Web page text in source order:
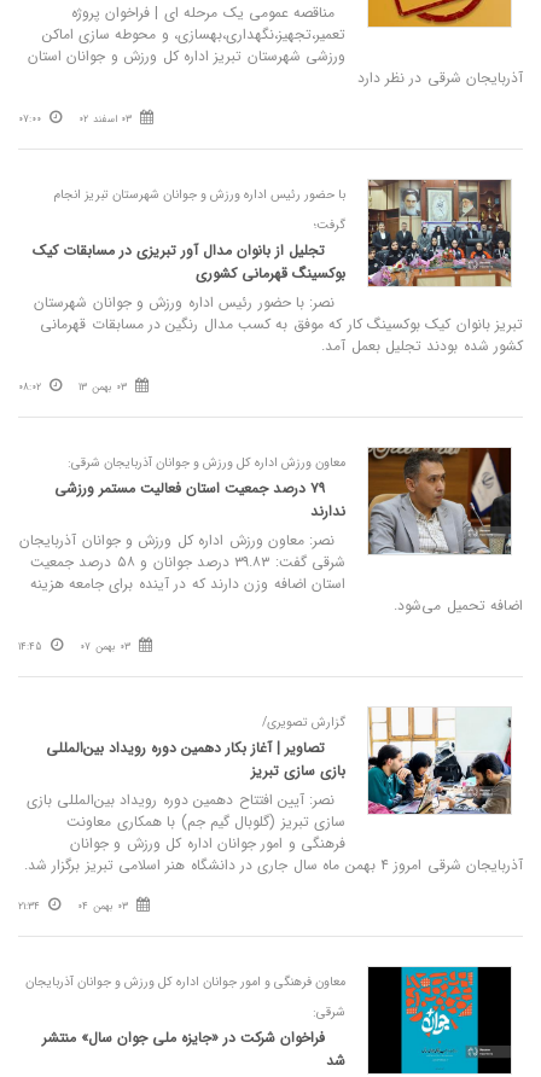
مناقصه عمومی یک مرحله ای | فراخوان پروژه
تعمیر،تجهیز،نگهداری،بهسازی، و محوطه سازی اماکن
ورزشی شهرستان تبریز اداره کل ورزش و جوانان استان
آذربایجان شرقی در نظر دارد
03 اسفند 02 07:00
با حضور رئیس اداره ورزش و جوانان شهرستان تبریز انجام
گرفت؛
تجلیل از بانوان مدال آور تبریزی در مسابقات کیک
بوکسینگ قهرمانی کشوری
نصر: با حضور رئیس اداره ورزش و جوانان شهرستان
تبریز بانوان کیک بوکسینگ کار که موفق به کسب مدال رنگین در مسابقات قهرمانی
کشور شده بودند تجلیل بعمل آمد.
03 بهمن 13 08:02
معاون ورزش اداره کل ورزش و جوانان آذربایجان شرقی:
۷۹ درصد جمعیت استان فعالیت مستمر ورزشی
ندارند
نصر: معاون ورزش اداره کل ورزش و جوانان آذربایجان
شرقی گفت: ۳۹.۸۳ درصد جوانان و ۵۸ درصد جمعیت
استان اضافه وزن دارند که در آینده برای جامعه هزینه
اضافه تحمیل می‌شود.
03 بهمن 07 14:45
گزارش تصویری/
تصاویر | آغاز بکار دهمین دوره رویداد بین‌المللی
بازی سازی تبریز
نصر: آیین افتتاح دهمین دوره رویداد بین‌المللی بازی
سازی تبریز (گلوبال گیم جم) با همکاری معاونت
فرهنگی و امور جوانان اداره کل ورزش و جوانان
آذربایجان شرقی امروز ۴ بهمن ماه سال جاری در دانشگاه هنر اسلامی تبریز برگزار شد.
03 بهمن 04 21:34
معاون فرهنگی و امور جوانان اداره کل ورزش و جوانان آذربایجان
شرقی:
فراخوان شرکت در «جایزه ملی جوان سال» منتشر
شد